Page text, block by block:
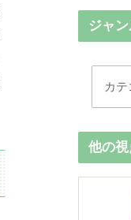
ジャ
他の